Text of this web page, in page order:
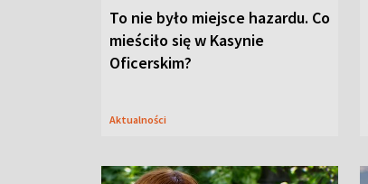
To nie było miejsce hazardu. Co
mieściło się w Kasynie
Oficerskim?
Aktualności